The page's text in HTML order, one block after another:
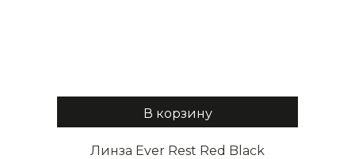
В корзину
Линза Ever Rest Red Black